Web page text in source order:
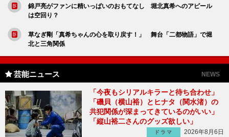
錦戸亮がファンに精いっぱいのおもてなし 堀北真希へのアピール
は空回り？
草なぎ剛「真希ちゃんの心を取り戻す！」 舞台「二都物語」で堀
北と三角関係
芸能ニュース NEWS
「今夜もシリアルキラーと待ち合わせ」
「磯貝（横山裕）とヒナタ（関水渚）の
共犯関係が深まってきているのがいい」
「縦山裕二さんのグッズ欲しい」
ドラマ
2026年8月6日